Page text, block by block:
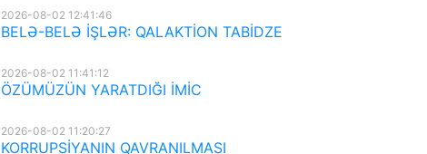
2026-08-02 12:41:46
BELƏ-BELƏ İŞLƏR: QALAKTİON TABİDZE
2026-08-02 11:41:12
ÖZÜMÜZÜN YARATDIĞI İMİC
2026-08-02 11:20:27
KORRUPSİYANIN QAVRANILMASI